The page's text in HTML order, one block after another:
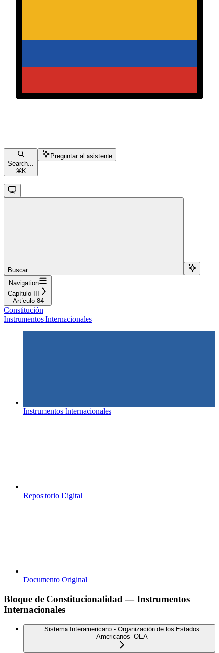
Search...
⌘ K
Preguntar al asistente
Buscar...
Navigation
Capítulo III
Artículo 84
Constitución
Instrumentos Internacionales
Instrumentos Internacionales
Repositorio Digital
Documento Original
Bloque de Constitucionalidad — Instrumentos
Internacionales
Sistema Interamericano - Organización de los Estados
Americanos, OEA